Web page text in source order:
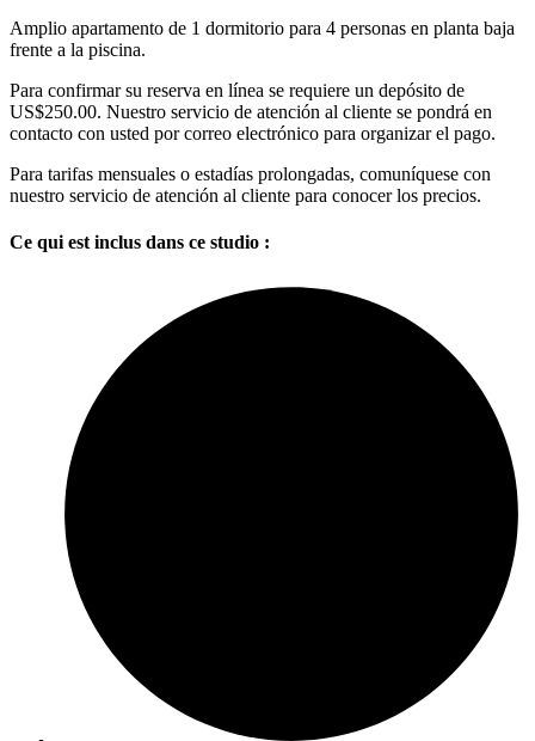
Amplio apartamento de 1 dormitorio para 4 personas en planta baja
frente a la piscina.
Para confirmar su reserva en línea se requiere un depósito de
US$250.00. Nuestro servicio de atención al cliente se pondrá en
contacto con usted por correo electrónico para organizar el pago.
Para tarifas mensuales o estadías prolongadas, comuníquese con
nuestro servicio de atención al cliente para conocer los precios.
Ce qui est inclus dans ce studio :